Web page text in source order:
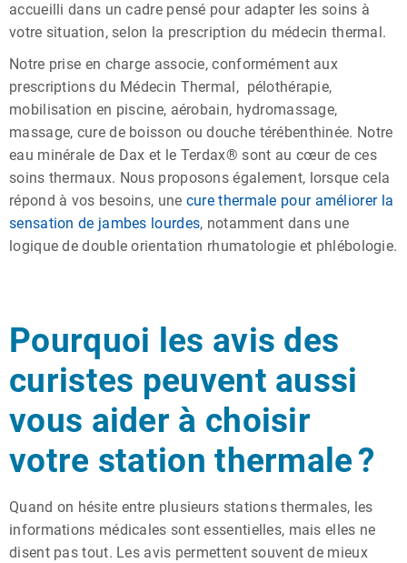
accueilli dans un cadre pensé pour adapter les soins à
votre situation, selon la prescription du médecin thermal.
Notre prise en charge associe, conformément aux
prescriptions du Médecin Thermal, pélothérapie,
mobilisation en piscine, aérobain, hydromassage,
massage, cure de boisson ou douche térébenthinée. Notre
eau minérale de Dax et le Terdax® sont au cœur de ces
soins thermaux. Nous proposons également, lorsque cela
répond à vos besoins, une cure thermale pour améliorer la
sensation de jambes lourdes, notamment dans une
logique de double orientation rhumatologie et phlébologie.
Pourquoi les avis des
curistes peuvent aussi
vous aider à choisir
votre station thermale ?
Quand on hésite entre plusieurs stations thermales, les
informations médicales sont essentielles, mais elles ne
disent pas tout. Les avis permettent souvent de mieux